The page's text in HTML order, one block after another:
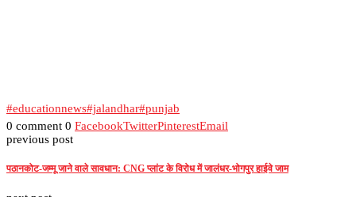
#educationnews#jalandhar#punjab
0 comment 0 FacebookTwitterPinterestEmail
previous post
पठानकोट-जम्मू जाने वाले सावधान: CNG प्लांट के विरोध में जालंधर-भोगपुर हाईवे जाम